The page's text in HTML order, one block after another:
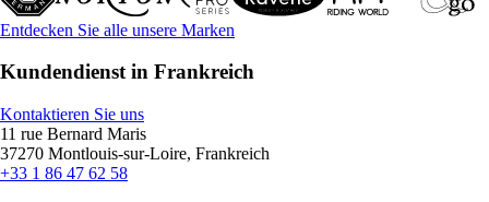
Entdecken Sie alle unsere Marken
Kundendienst in Frankreich
Kontaktieren Sie uns
11 rue Bernard Maris
37270 Montlouis-sur-Loire, Frankreich
+33 1 86 47 62 58